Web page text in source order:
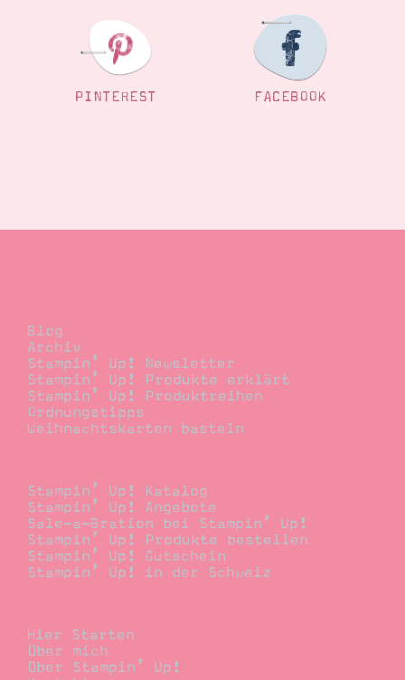
PINTEREST FACEBOOK
Blog
Archiv
Stampin’ Up! Newsletter
Stampin’ Up! Produkte erklärt
Stampin’ Up! Produktreihen
Ordnungstipps
Weihnachtskarten basteln
Stampin’ Up! Katalog
Stampin’ Up! Angebote
Sale-a-Bration bei Stampin’ Up!
Stampin’ Up! Produkte bestellen
Stampin’ Up! Gutschein
Stampin’ Up! in der Schweiz
Hier Starten
Über mich
Über Stampin’ Up!